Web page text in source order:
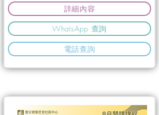
詳細內容
WhatsApp 查詢
電話查詢